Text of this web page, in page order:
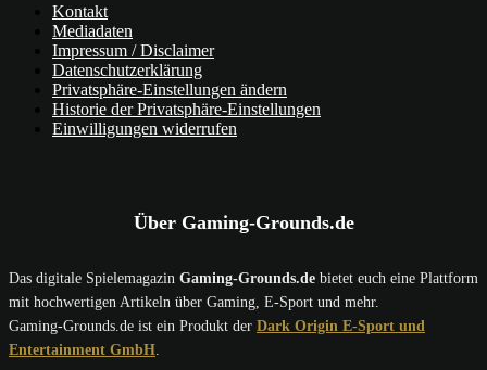
Kontakt
Mediadaten
Impressum / Disclaimer
Datenschutzerklärung
Privatsphäre-Einstellungen ändern
Historie der Privatsphäre-Einstellungen
Einwilligungen widerrufen
Über Gaming-Grounds.de
Das digitale Spielemagazin Gaming-Grounds.de bietet euch eine Plattform
mit hochwertigen Artikeln über Gaming, E-Sport und mehr.
Gaming-Grounds.de ist ein Produkt der Dark Origin E-Sport und
Entertainment GmbH